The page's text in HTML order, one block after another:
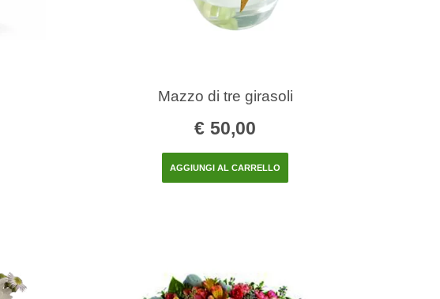
Mazzo di tre girasoli
€ 50,00
AGGIUNGI AL CARRELLO